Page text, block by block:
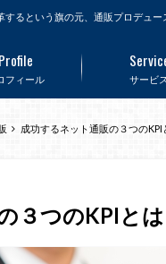
るという旗の元、通販プロデュ
フィール
Profile
サービス
成功するネット通販の３つのKPI
３つのKPIとは